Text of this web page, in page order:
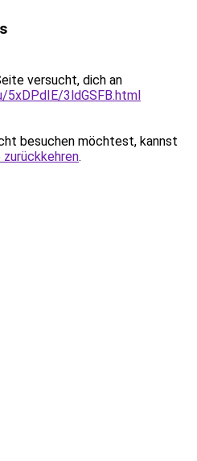
versucht, dich an
3ldGSFB.html
besuchen möchtest, kannst
.